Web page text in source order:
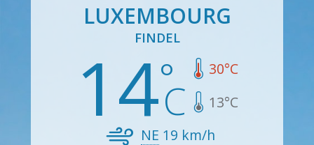
LUXEMBOURG
FINDEL
14 30°C
13°C
NE 19 km/h